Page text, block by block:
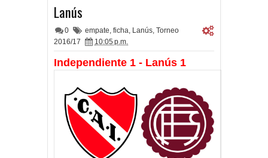
Lanús
0 empate, ficha, Lanús, Torneo
2016/17
10:05 p.m.
Independiente 1 - Lanús 1